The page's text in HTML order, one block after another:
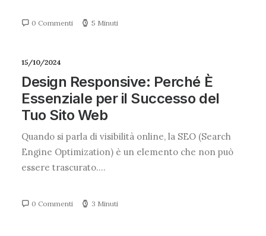
0 Commenti 5 Minuti
15/10/2024
Design Responsive: Perché È
Essenziale per il Successo del
Tuo Sito Web
Quando si parla di visibilità online, la SEO (Search
Engine Optimization) è un elemento che non può
essere trascurato.…
0 Commenti 3 Minuti